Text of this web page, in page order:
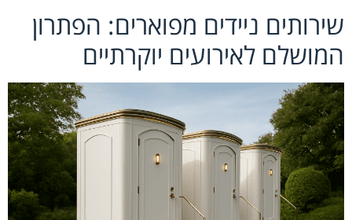
שירותים ניידים מפוארים: הפתרון
המושלם לאירועים יוקרתיים